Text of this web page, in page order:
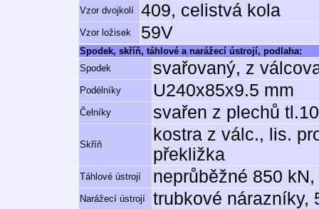
Vzor dvojkolí 409, celistvá kola
Vzor ložisek 59V
Spodek, skříň, táhlové a narážecí ústrojí, podlaha:
Spodek
svařovaný, z
Podélníky U240x85x9.5 mm
Čelníky svařen z plechů
Skříň
kostra z válc., lis.
překližka
Táhlové ústrojí neprůběžné 850
Narážecí ústrojí trubkové nárazníky,